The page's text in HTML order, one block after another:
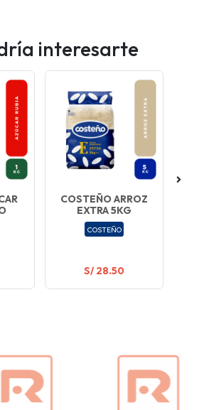
interesarte
COSTEÑO ARROZ
EXTRA 5KG
COSTEÑO
S/ 28.50